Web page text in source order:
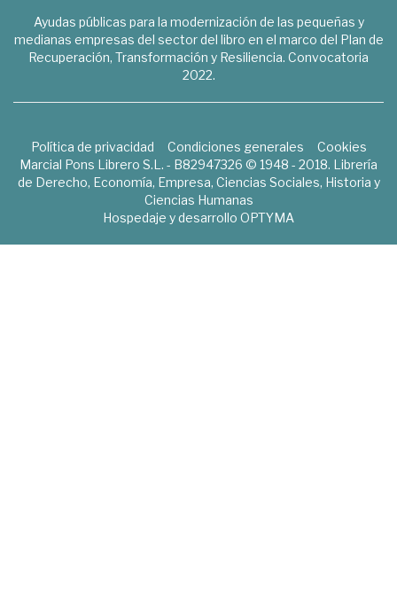
Ayudas públicas para la modernización de las pequeñas y
medianas empresas del sector del libro en el marco del Plan de
Recuperación, Transformación y Resiliencia. Convocatoria
2022.
Política de privacidad Condiciones generales
Cookies
Marcial Pons Librero S.L. - B82947326 © 1948 - 2018. Librería
de Derecho, Economía, Empresa, Ciencias Sociales, Historia y
Ciencias Humanas
Hospedaje y desarrollo OPTYMA